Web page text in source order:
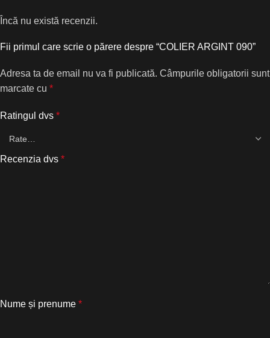
Încă nu există recenzii.
Fii primul care scrie o părere despre “COLIER ARGINT 090”
Adresa ta de email nu va fi publicată. Câmpurile obligatorii sunt
marcate cu *
Ratingul dvs *
Recenzia dvs *
Nume și prenume *